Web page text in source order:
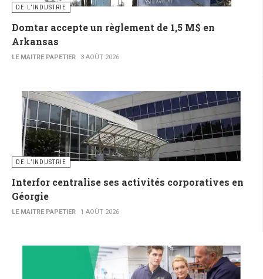
DE L’INDUSTRIE
Domtar accepte un règlement de 1,5 M$ en
Arkansas
LE MAITRE PAPETIER 3 AOÛT 2026
DE L’INDUSTRIE
Interfor centralise ses activités corporatives en
Géorgie
LE MAITRE PAPETIER 1 AOÛT 2026